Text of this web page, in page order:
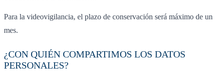
Para la videovigilancia, el plazo de conservación será máximo de un
mes.
¿CON QUIÉN COMPARTIMOS LOS DATOS
PERSONALES?